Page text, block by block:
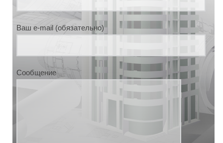
Ваш e-mail (обязательно)
Сообщение